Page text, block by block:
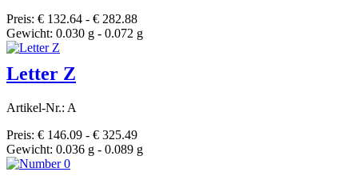
Preis: € 132.64 - € 282.88
Gewicht: 0.030 g - 0.072 g
Letter Z
Artikel-Nr.: A
Preis: € 146.09 - € 325.49
Gewicht: 0.036 g - 0.089 g